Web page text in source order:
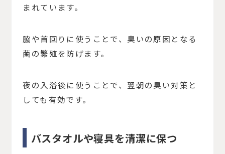
まれています。
脇や首回りに使うことで、臭いの原因となる
菌の繁殖を防げます。
夜の入浴後に使うことで、翌朝の臭い対策と
しても有効です。
バスタオルや寝具を清潔に保つ